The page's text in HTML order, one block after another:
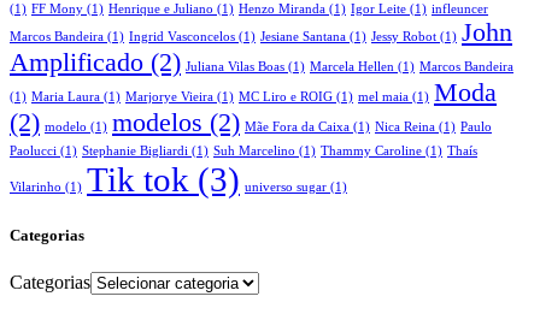
(1) FF Mony (1) Henrique e Juliano (1) Henzo Miranda (1) Igor Leite (1) infleuncer
Marcos Bandeira (1) Ingrid Vasconcelos (1) Jesiane Santana (1) Jessy Robot (1) John
Amplificado (2) Juliana Vilas Boas (1) Marcela Hellen (1) Marcos Bandeira
(1) Maria Laura (1) Marjorye Vieira (1) MC Liro e ROIG (1) mel maia (1) Moda
(2) modelo (1) modelos (2) Mãe Fora da Caixa (1) Nica Reina (1) Paulo
Paolucci (1) Stephanie Bigliardi (1) Suh Marcelino (1) Thammy Caroline (1) Thaís
Vilarinho (1) Tik tok (3) universo sugar (1)
Categorias
Categorias